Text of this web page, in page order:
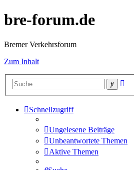
bre-forum.de
Bremer Verkehrsforum
Zum Inhalt
Suche
Schnellzugriff
Ungelesene Beiträge
Unbeantwortete Themen
Aktive Themen